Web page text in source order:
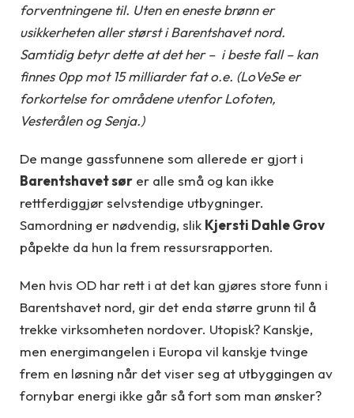
forventningene til. Uten en eneste brønn er
usikkerheten aller størst i Barentshavet nord.
Samtidig betyr dette at det her – i beste fall – kan
finnes 0pp mot 15 milliarder fat o.e. (LoVeSe er
forkortelse for områdene utenfor Lofoten,
Vesterålen og Senja.)
De mange gassfunnene som allerede er gjort i
Barentshavet sør er alle små og kan ikke
rettferdiggjør selvstendige utbygninger.
Samordning er nødvendig, slik Kjersti Dahle Grov
påpekte da hun la frem ressursrapporten.
Men hvis OD har rett i at det kan gjøres store funn i
Barentshavet nord, gir det enda større grunn til å
trekke virksomheten nordover. Utopisk? Kanskje,
men energimangelen i Europa vil kanskje tvinge
frem en løsning når det viser seg at utbyggingen av
fornybar energi ikke går så fort som man ønsker?